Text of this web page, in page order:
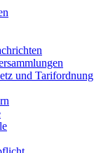
und Tarifordnung